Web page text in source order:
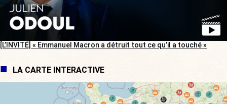
[L’INVITÉ] « Emmanuel Macron a détruit tout ce qu’il a touché »
LA CARTE INTERACTIVE